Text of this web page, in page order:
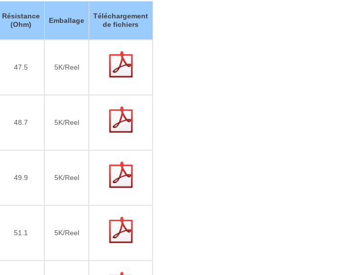
Résistance
(Ohm)
Emballage
Téléchargement
de fichiers
47.5 5K/Reel
48.7 5K/Reel
49.9 5K/Reel
51.1 5K/Reel